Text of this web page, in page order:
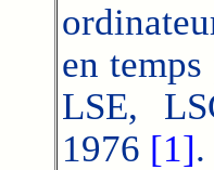
en
LSE,
1976 [1].